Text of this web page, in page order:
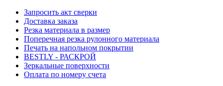
Запросить акт сверки
Доставка заказа
Резка материала в размер
Поперечная резка рулонного материала
Печать на напольном покрытии
BESTLY - РАСКРОЙ
Зеркальные поверхности
Оплата по номеру счета